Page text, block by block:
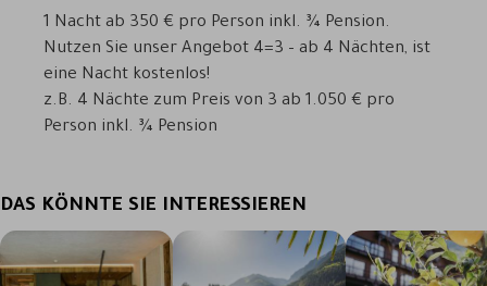
1 Nacht ab 350 € pro Person inkl. ¾ Pension.
Nutzen Sie unser Angebot 4=3 – ab 4 Nächten, ist
eine Nacht kostenlos!
z.B. 4 Nächte zum Preis von 3 ab 1.050 € pro
Person inkl. ¾ Pension
DAS KÖNNTE SIE INTERESSIEREN